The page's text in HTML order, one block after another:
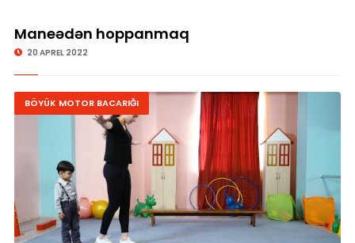
Maneədən hoppanmaq
20 APREL 2022
BÖYÜK MOTOR BACARIĞI